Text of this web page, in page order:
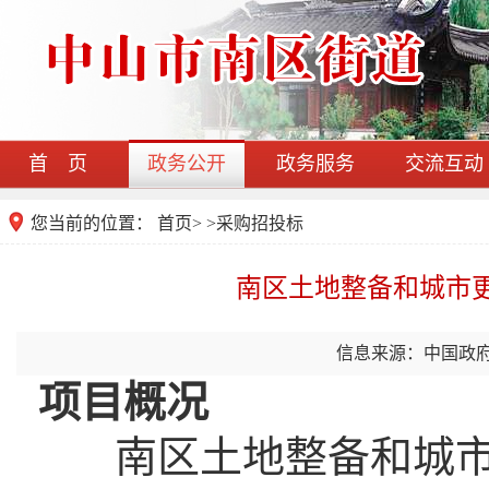
首 页 政务公开 政务服务 交流互动
您当前的位置： 首页> >采购招投标
南区土地整备和城市
信息来源：中国政
项目概况
南区土地整备和城市